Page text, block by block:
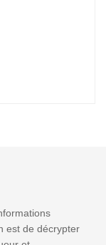
est de décrypter